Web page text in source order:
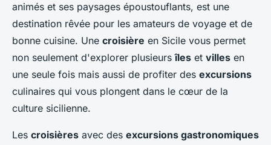
animés et ses paysages époustouflants, est une
destination rêvée pour les amateurs de voyage et de
bonne cuisine. Une croisière en Sicile vous permet
non seulement d'explorer plusieursîles et villes en
une seule fois mais aussi de profiter des excursions
culinaires qui vous plongent dans le cœur de la
culture sicilienne.
Les croisières avec des excursions gastronomiques